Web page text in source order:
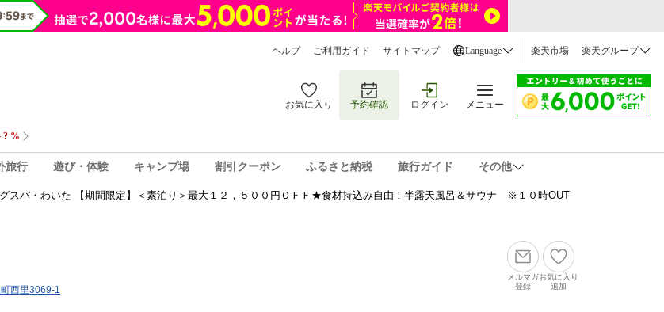
ヘルプ ご利用ガイド サイトマップ Language 楽天市場 楽天グループ
お気に入り 予約確認 ログイン メニュー
旅行 遊び・体験 キャンプ場 割引クーポン ふるさと納税 旅行ガイド その他
スパ・わいた 【期間限定】＜素泊り＞最大１２，５００円ＯＦＦ★食材持込み自由！半露天風呂＆サウナ ※１０時OUT
西里3069-1
メルマガ
登録
お気に入り
追加